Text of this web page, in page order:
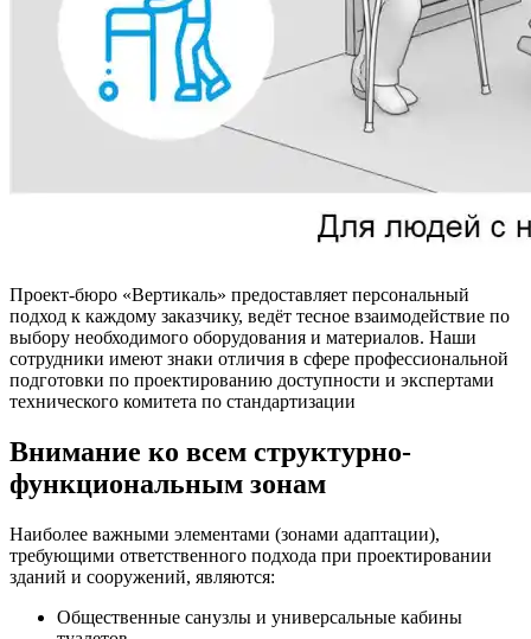
Проект-бюро «Вертикаль» предоставляет персональный
подход к каждому заказчику, ведёт тесное взаимодействие по
выбору необходимого оборудования и материалов. Наши
сотрудники имеют знаки отличия в сфере профессиональной
подготовки по проектированию доступности и экспертами
технического комитета по стандартизации
Внимание ко всем структурно-
функциональным зонам
Наиболее важными элементами (зонами адаптации),
требующими ответственного подхода при проектировании
зданий и сооружений, являются:
Общественные санузлы и универсальные кабины